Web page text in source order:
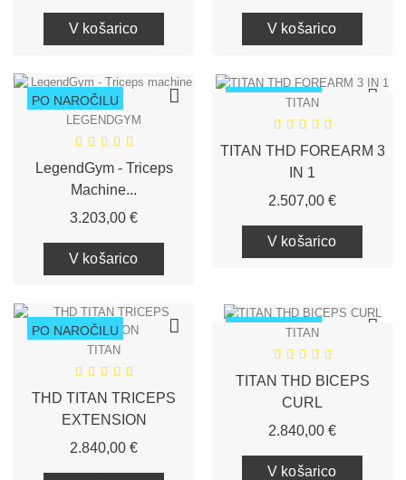
V košarico V košarico
PO NAROČILU
LEGENDGYM
LegendGym - Triceps
Machine...
3.203,00 €Cena
V košarico
PO NAROČILU
TITAN
TITAN THD FOREARM 3
IN 1
2.507,00 €Cena
V košarico
PO NAROČILU
TITAN
THD TITAN TRICEPS
EXTENSION
2.840,00 €Cena
PO NAROČILU
TITAN
TITAN THD BICEPS
CURL
2.840,00 €Cena
V košarico